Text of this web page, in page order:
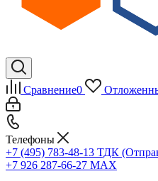
Сравнение0
Телефоны
+7 (495) 783-48-13 ТДК
+7 926 287-66-27 МАХ